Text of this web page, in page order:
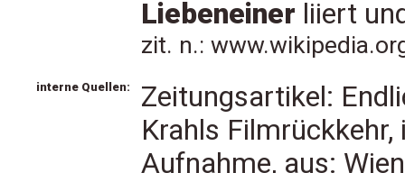
Liebeneiner liiert
zit. n.:
interne Quellen:
Zeitungsartikel:
Krahls
Aufnahme, aus: